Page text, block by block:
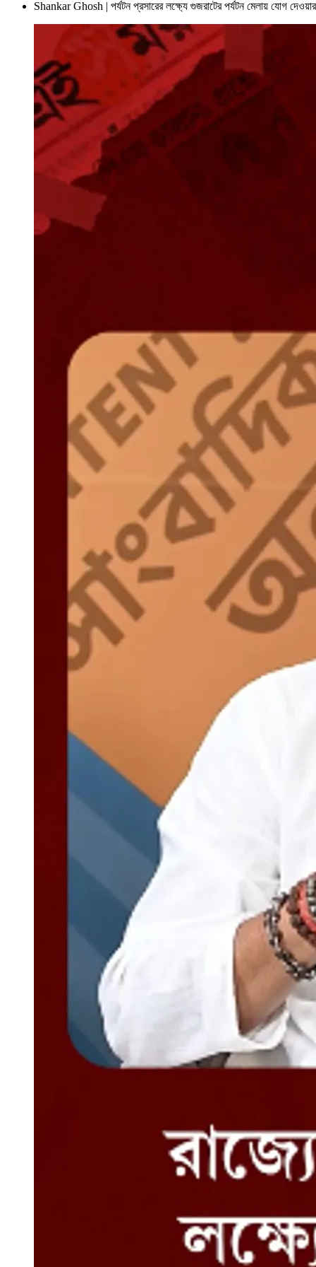
Shankar Ghosh | পর্যটন প্রসারের লক্ষ্যে গুজরাটের পর্যটন মেলায় যোগ দেওয়ার